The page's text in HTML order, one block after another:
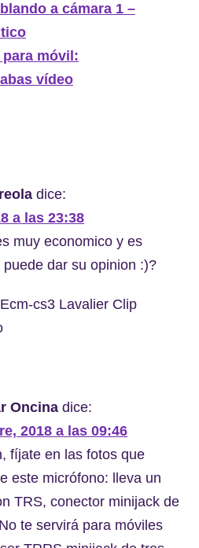
a cámara 1 –
móvil:
vídeo
dice:
a las 23:38
muy economico y es
dar su opinion :)?
cs3 Lavalier Clip
Oncina dice:
2018 a las 09:46
fíjate en las fotos que
este micrófono: lleva un
TRS, conector minijack de
te servirá para móviles